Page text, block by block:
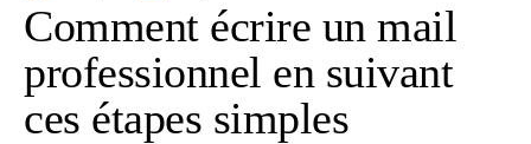
Comment écrire un mail
professionnel en suivant
ces étapes simples